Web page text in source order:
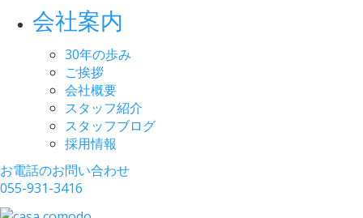
会社案内
30年の歩み
ご挨拶
会社概要
スタッフ紹介
スタッフブログ
採用情報
お電話のお問い合わせ
055-931-3416